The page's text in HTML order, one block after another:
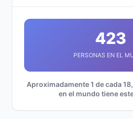
423
PERSONAS EN EL
Aproximadamente 1 de cada
en el mundo tiene